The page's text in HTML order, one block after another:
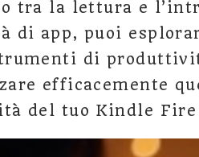
tra la lettura e
di app, puoi
di
efficacemente
del tuo Kindle